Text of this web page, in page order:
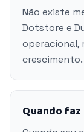
Não existe
Dotstore e
operacional,
crescimento.
Quando